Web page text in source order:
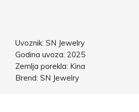
Uvoznik: SN Jewelry
Godina uvoza: 2025
Zemlja porekla: Kina
Brend: SN Jewelry